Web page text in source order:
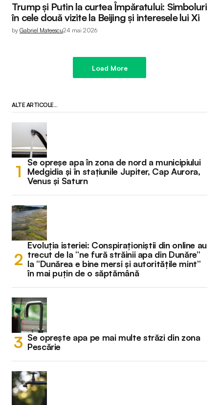
Trump și Putin la curtea Împăratului: Simboluri
în cele două vizite la Beijing și interesele lui Xi
by Gabriel Mateescu24 mai 2026
Load More
ALTE ARTICOLE...
Se opreșe apa în zona de nord a municipiului
Medgidia și în stațiunile Jupiter, Cap Aurora,
Venus și Saturn
Evoluția isteriei: Conspiraționiștii din online au
trecut de la “ne fură străinii apa din Dunăre”
la “Dunărea e bine mersi și autoritățile mint”
în mai puțin de o săptămână
Se oprește apa pe mai multe străzi din zona
Pescărie